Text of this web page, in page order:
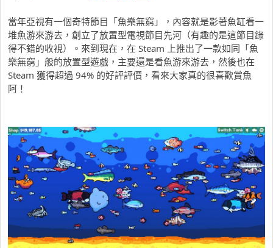
當年亞視有一個奇特節目「魚樂無窮」，內容就是影著魚缸看一
堆魚游來游去，創立了放置型電視節目先河（有趣的是這節目錄
得不錯的收視）。來到現在，在 Steam 上推出了一款如同「魚
樂無窮」般的放置型遊戲，主要還是看魚游來游去，然後也在
Steam 獲得超過 94% 的好評評價，看來大家真的很喜歡賞魚
阿！